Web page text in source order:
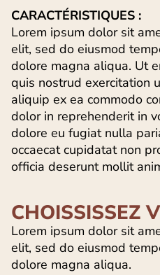
CARACTÉRISTIQUES :
Lorem ipsum dolor sit
elit, sed do eiusmod
dolore magna aliqua. Ut
quis nostrud exercitation
aliquip ex ea commodo
dolor in reprehenderit in
dolore eu fugiat nulla
occaecat cupidatat non
officia deserunt mollit
CHOISSISSEZ
Lorem ipsum dolor sit
elit, sed do eiusmod
dolore magna aliqua.